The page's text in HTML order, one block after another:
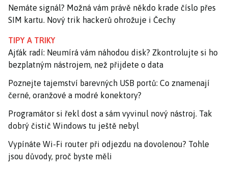
Nemáte signál? Možná vám právě někdo krade číslo přes
SIM kartu. Nový trik hackerů ohrožuje i Čechy
TIPY A TRIKY
Ajťák radí: Neumírá vám náhodou disk? Zkontrolujte si ho
bezplatným nástrojem, než přijdete o data
Poznejte tajemství barevných USB portů: Co znamenají
černé, oranžové a modré konektory?
Programátor si řekl dost a sám vyvinul nový nástroj. Tak
dobrý čistič Windows tu ještě nebyl
Vypínáte Wi-Fi router při odjezdu na dovolenou? Tohle
jsou důvody, proč byste měli